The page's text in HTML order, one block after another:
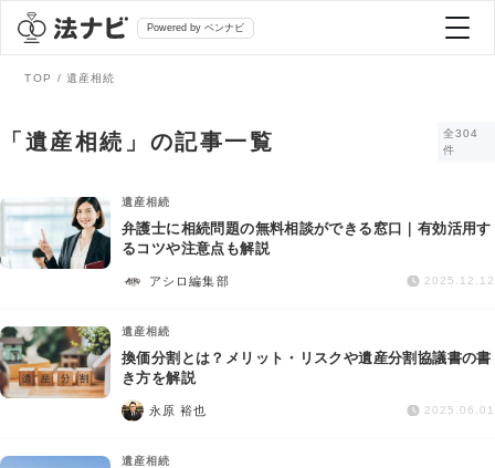
Powered by ベンナビ
全て
法律相談
債務整理
弁護士を探す
おすすめ弁護士診断
AI Search Premium
掲載をご検討の弁護士の方へ
TOP 遺産相続
「遺産相続」の記事一覧
全304
件
遺産相続
弁護士に相続問題の無料相談ができる窓口｜有効活用す
るコツや注意点も解説
アシロ編集部 2025.12.12
遺産相続
換価分割とは？メリット・リスクや遺産分割協議書の書
き方を解説
永原 裕也 2025.06.01
遺産相続